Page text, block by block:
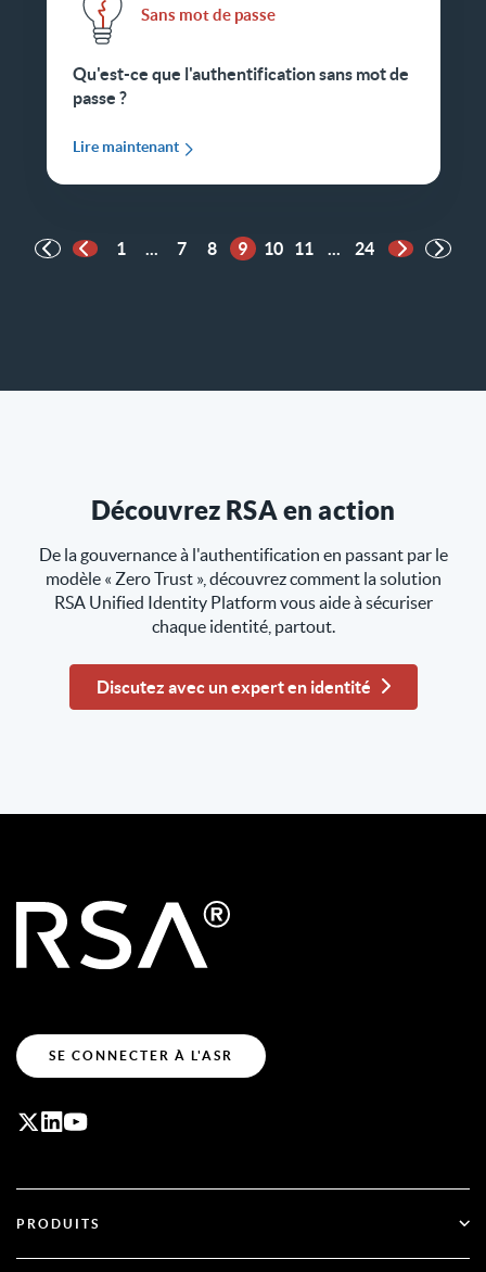
Sans mot de passe
Qu'est-ce que l'authentification sans mot de
passe ?
Lire maintenant
Page précédente
1 ... 7 8 9 10 11 ... 24
Page
Découvrez RSA en action
De la gouvernance à l'authentification en passant par le
modèle « Zero Trust », découvrez comment la solution
RSA Unified Identity Platform vous aide à sécuriser
chaque identité, partout.
Discutez avec un expert en identité
SE CONNECTER À L'ASR
PRODUITS